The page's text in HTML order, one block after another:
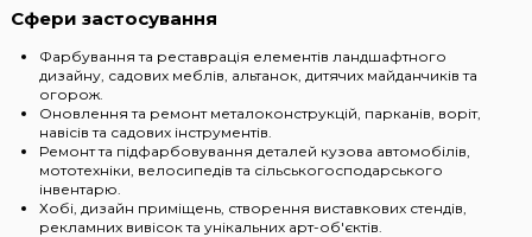
Сфери застосування
Фарбування та реставрація елементів ландшафтного
дизайну, садових меблів, альтанок, дитячих майданчиків та
огорож.
Оновлення та ремонт металоконструкцій, парканів, воріт,
навісів та садових інструментів.
Ремонт та підфарбовування деталей кузова автомобілів,
мототехніки, велосипедів та сільськогосподарського
інвентарю.
Хобі, дизайн приміщень, створення виставкових стендів,
рекламних вивісок та унікальних арт-об'єктів.